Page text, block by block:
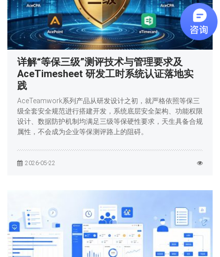
详解“等保三级”测评技术与管理要求及
AceTimesheet 研发工时系统认证落地实
践
AceTeamwork系列产品从研发设计之初，就严格依照等保三
级全套安全规范进行搭建开发，系统底层安全架构、功能权限
设计、数据防护机制均满足三级等保硬性要求，天生具备合规
属性，不会成为企业等保测评路上的阻碍。
2026-05-22